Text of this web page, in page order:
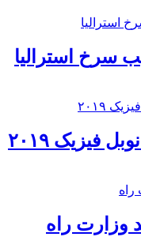
سرخ استرالیا
فیزیک ۲۰۱۹
وزارت راه